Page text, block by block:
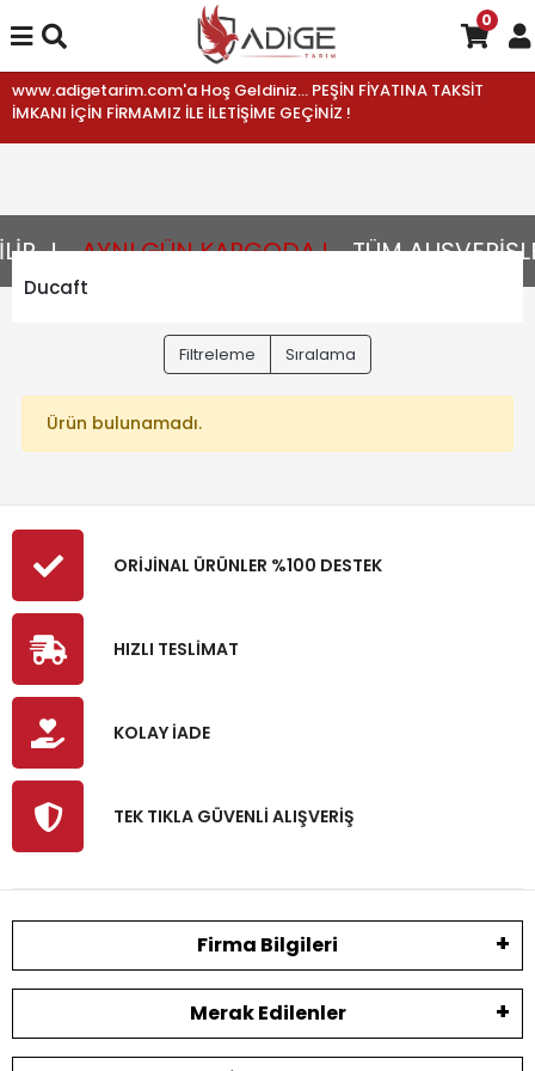
www.adigetarim.com'a Hoş Geldiniz... PEŞİN FİYATINA TAKSİT
İMKANI İÇİN FİRMAMIZ İLE İLETİŞİME GEÇİNİZ !
AYNI GÜN KARGODA ! TÜM
0
Ducaft
Filtreleme Sıralama
Ürün bulunamadı.
ORİJİNAL ÜRÜNLER %100 DESTEK
HIZLI TESLİMAT
KOLAY İADE
TEK TIKLA GÜVENLİ ALIŞVERİŞ
Firma Bilgileri
Merak Edilenler